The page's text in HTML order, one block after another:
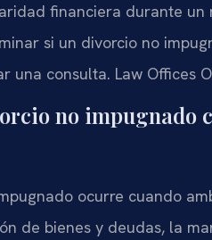
financiera durante un
si un divorcio no
una consulta. Law Offices
no impugnado
ocurre cuando
de bienes y deudas, la